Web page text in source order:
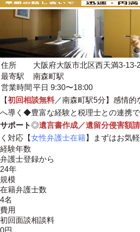
住所
大阪府大阪市北区西天満3-13-
最寄駅
南森町駅
営業時間 平日 9:30〜18:00
【初回相談無料／南森町駅5分】感情的
へ導く◆豊富な経験と税理士との連携で
サポート◎遺言書作成／遺留分侵害額
く対応【女性弁護士在籍】まずはお気
経験年数
弁護士登録から
24年
規模
在籍弁護士数
4名
費用
初回面談相談料
0円